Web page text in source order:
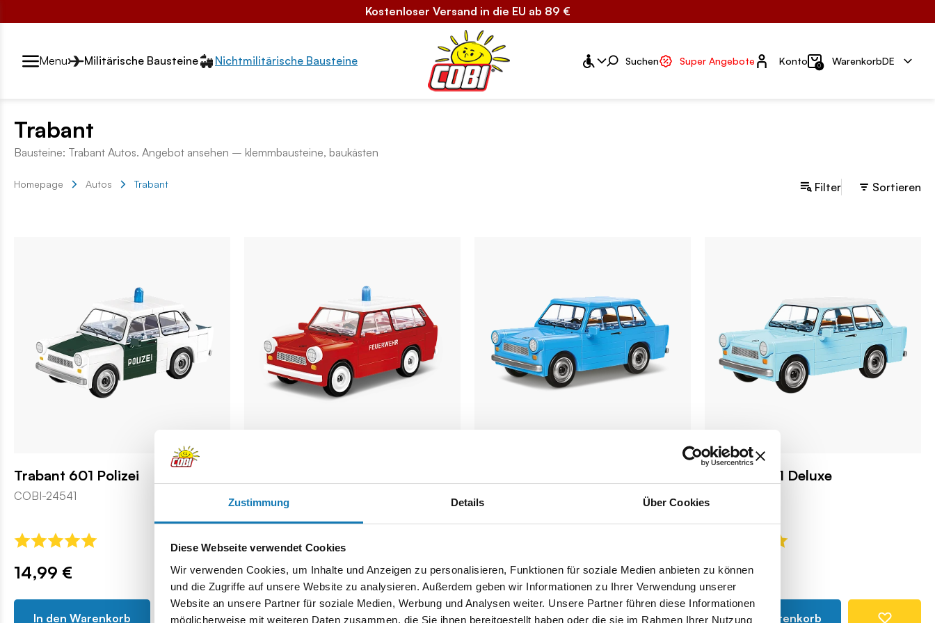
Zustimmung Details Über Cookies
Diese Webseite verwendet Cookies
Wir verwenden Cookies, um Inhalte und Anzeigen zu personalisieren, Funktionen für soziale Medien anbieten zu können
und die Zugriffe auf unsere Website zu analysieren. Außerdem geben wir Informationen zu Ihrer Verwendung unserer
Website an unsere Partner für soziale Medien, Werbung und Analysen weiter. Unsere Partner führen diese Informationen
möglicherweise mit weiteren Daten zusammen, die Sie ihnen bereitgestellt haben oder die sie im Rahmen Ihrer Nutzung
Kostenloser Versand in die EU ab 89 €
Przełącznik segmentów2
Menu Militärische Bausteine Nichtmilitärische Bausteine Suchen Super Angebote Konto
Konto 0 WarenkorbDE
Trabant
Bausteine: Trabant Autos. Angebot ansehen – klemmbausteine, baukästen
Homepage Autos Trabant Filter Sortieren
Trabant 601 Polizei
COBI-24541
14,99 €
In den Warenkorb
COBI-24555
14,99 €
In den Warenkorb
COBI-24539
14,99 €
In den Warenkorb
Trabant 601 Deluxe
14,99 €
In den Warenkorb